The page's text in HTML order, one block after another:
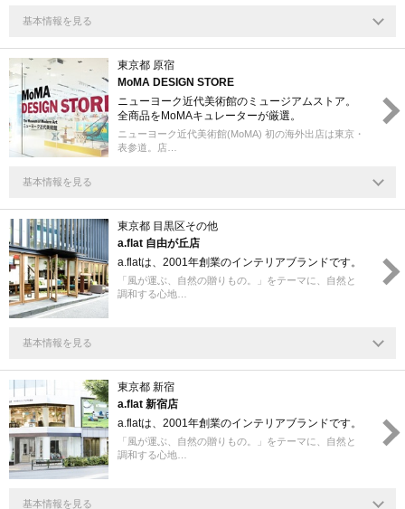
基本情報を見る
東京都 原宿
MoMA DESIGN STORE
ニューヨーク近代美術館のミュージアムストア。
全商品をMoMAキュレーターが厳選。
ニューヨーク近代美術館(MoMA) 初の海外出店は東京・
表参道。店…
基本情報を見る
東京都 目黒区その他
a.flat 自由が丘店
a.flatは、2001年創業のインテリアブランドです。
「風が運ぶ、自然の贈りもの。」をテーマに、自然と
調和する心地…
基本情報を見る
東京都 新宿
a.flat 新宿店
a.flatは、2001年創業のインテリアブランドです。
「風が運ぶ、自然の贈りもの。」をテーマに、自然と
調和する心地…
基本情報を見る